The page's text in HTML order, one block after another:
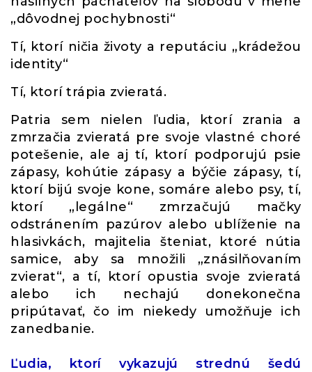
„dôvodnej pochybnosti“
Tí, ktorí ničia životy a reputáciu „krádežou
identity“
Tí, ktorí trápia zvieratá.
Patria sem nielen ľudia, ktorí zrania a
zmrzačia zvieratá pre svoje vlastné choré
potešenie, ale aj tí, ktorí podporujú psie
zápasy, kohútie zápasy a býčie zápasy, tí,
ktorí bijú svoje kone, somáre alebo psy, tí,
ktorí „legálne“ zmrzačujú mačky
odstránením pazúrov alebo ublíženie na
hlasivkách, majitelia šteniat, ktoré nútia
samice, aby sa množili „znásilňovaním
zvierat“, a tí, ktorí opustia svoje zvieratá
alebo ich nechajú donekonečna
pripútavať, čo im niekedy umožňuje ich
zanedbanie.
Ľudia, ktorí vykazujú strednú šedú